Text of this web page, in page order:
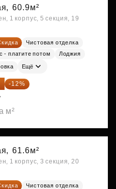
60.9м²
1 корпус, 5 секция, 19
Чистовая отделка
- платите потом
Лоджия
Ещё
-12%
м²
61.6м²
1 корпус, 3 секция, 20
Чистовая отделка